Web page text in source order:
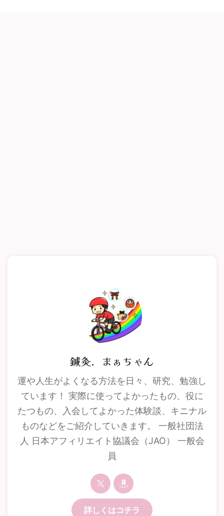
鍼灸．まぁちゃん
運や人生がよくなる方法を日々、研究、勉強し
ています！ 実際に使ってよかったもの、役に
たつもの、入会してよかった体験談、キニナル
ものなどをご紹介していきます。 一般社団法
人 日本アフィリエイト協議会（JAO） 一般会
員
詳しくはコチラ